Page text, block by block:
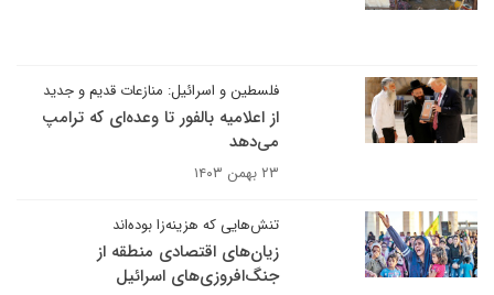
فلسطین و اسرائیل: منازعات قدیم و جدید
از اعلامیه بالفور تا وعده‌ای که ترامپ
می‌دهد
۲۳ بهمن ۱۴۰۳
تنش‌هایی که هزینه‌زا بوده‌اند
زیان‌های اقتصادی منطقه از
جنگ‌افروزی‌های اسرائیل